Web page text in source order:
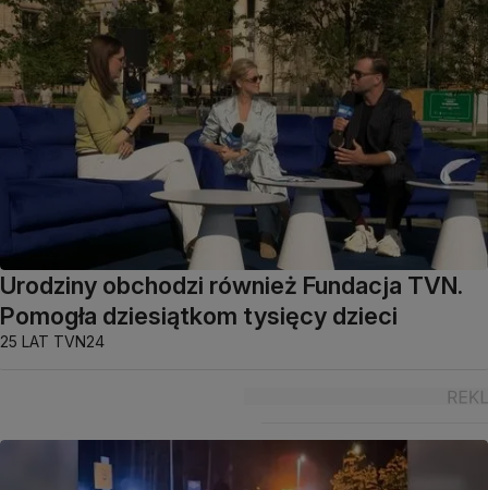
Urodziny obchodzi również Fundacja TVN.
Pomogła dziesiątkom tysięcy dzieci
25 LAT TVN24